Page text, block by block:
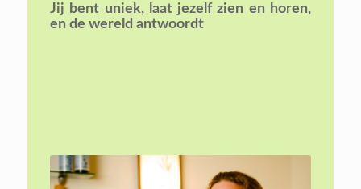
Jij bent uniek, laat jezelf zien en horen,
en de wereld antwoordt